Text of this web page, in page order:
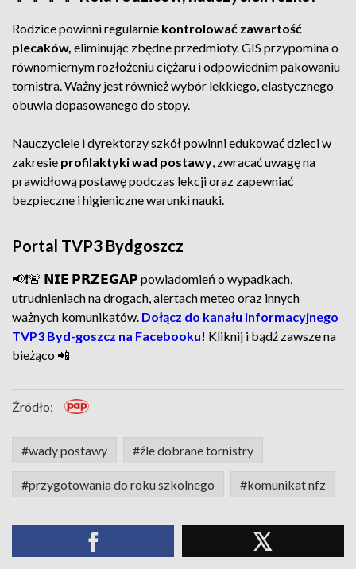
Rodzice powinni regularnie kontrolować zawartość
plecaków, eliminując zbędne przedmioty. GIS przypomina o
równomiernym rozłożeniu ciężaru i odpowiednim pakowaniu
tornistra. Ważny jest również wybór lekkiego, elastycznego
obuwia dopasowanego do stopy.
Nauczyciele i dyrektorzy szkół powinni edukować dzieci w
zakresie profilaktyki wad postawy, zwracać uwagę na
prawidłową postawę podczas lekcji oraz zapewniać
bezpieczne i higieniczne warunki nauki.
Portal TVP3 Bydgoszcz
📢❗🚨 𝗡𝗜𝗘 𝗣𝗥𝗭𝗘𝗚𝗔𝗣 powiadomień o wypadkach,
utrudnieniach na drogach, alertach meteo oraz innych
ważnych komunikatów. Dołącz do kanału informacyjnego
TVP3 Byd-goszcz na Facebooku! Kliknij i bądź zawsze na
bieżąco 📲
Źródło:
#wady postawy #źle dobrane tornistry
#przygotowania do roku szkolnego #komunikat nfz